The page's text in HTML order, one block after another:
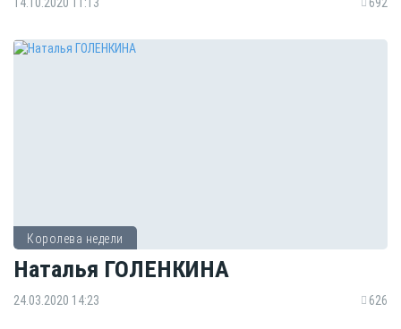
14.10.2020 11:13 692
Королева недели
Наталья ГОЛЕНКИНА
24.03.2020 14:23 626